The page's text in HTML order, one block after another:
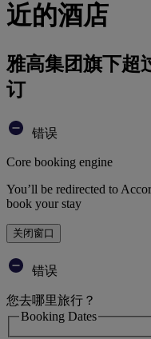
近的酒店
雅高集团旗下超
订
错误
Core booking engine
You’ll be redirected to
book your stay
关闭窗口
错误
您去哪里旅行？
Booking Dates